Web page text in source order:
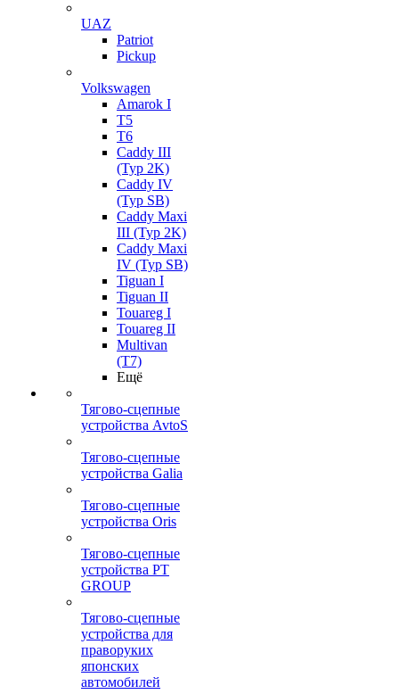
UAZ
Patriot
Pickup
Volkswagen
Amarok I
T5
T6
Caddy III
(Typ 2K)
Caddy IV
(Typ SB)
Caddy Maxi
III (Typ 2K)
Caddy Maxi
IV (Typ SB)
Tiguan I
Tiguan II
Touareg I
Touareg II
Multivan
(T7)
Ещё
Тягово-сцепные
устройства AvtoS
Тягово-сцепные
устройства Galia
Тягово-сцепные
устройства Oris
Тягово-сцепные
устройства PT
GROUP
Тягово-сцепные
устройства для
праворуких
японских
автомобилей